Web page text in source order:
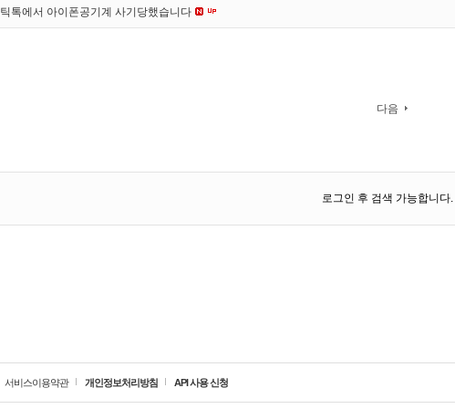
틱톡에서 아이폰공기계 사기당했습니다
다음
로그인 후 검색 가능합니다.
서비스이용약관 개인정보처리방침 API 사용 신청